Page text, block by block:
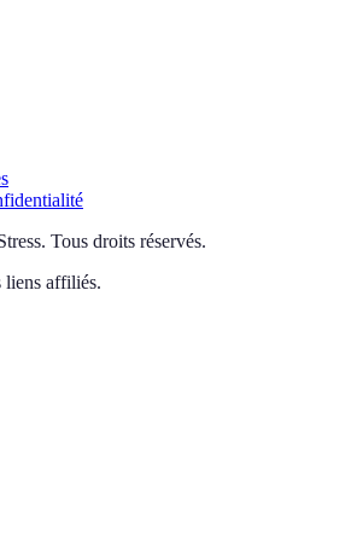
. Tous droits réservés.
liens affiliés.